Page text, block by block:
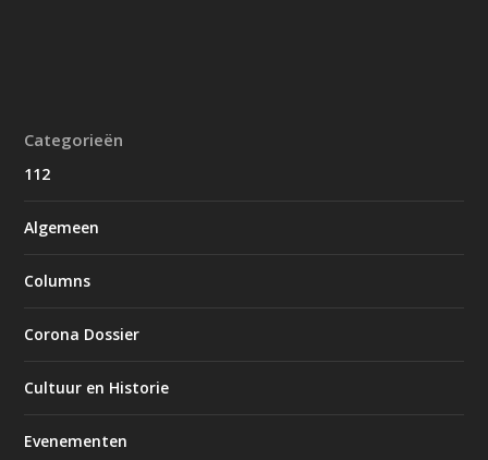
Categorieën
112
Algemeen
Columns
Corona Dossier
Cultuur en Historie
Evenementen